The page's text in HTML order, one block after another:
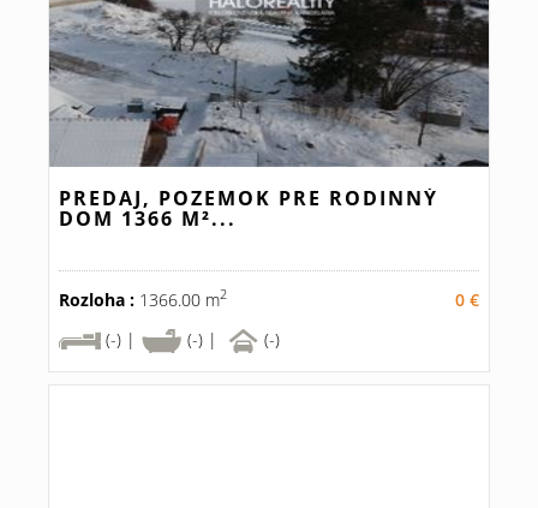
PREDAJ, POZEMOK PRE RODINNÝ
DOM 1366 M²...
Rozloha : 1366.00 m2
0 €
(-) |
(-) | (-)